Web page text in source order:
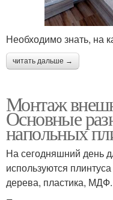
Необходимо знать, на
читать дальше →
Монтаж
Основные
напольных
На сегодняшний день
используются
дерева, пластика, МДФ.